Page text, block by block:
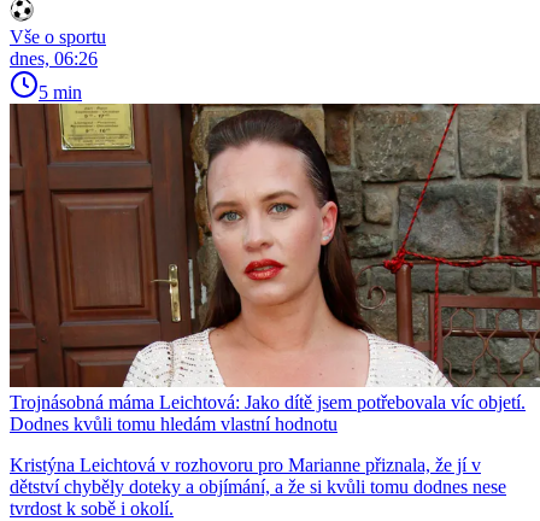
Vše o sportu
dnes, 06:26
5 min
Trojnásobná máma Leichtová: Jako dítě jsem potřebovala víc objetí.
Dodnes kvůli tomu hledám vlastní hodnotu
Kristýna Leichtová v rozhovoru pro Marianne přiznala, že jí v
dětství chyběly doteky a objímání, a že si kvůli tomu dodnes nese
tvrdost k sobě i okolí.